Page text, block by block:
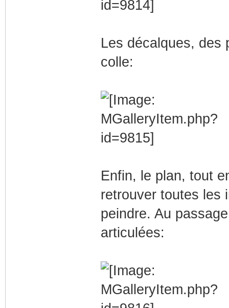
Les décalques, des
colle:
Enfin, le plan, tout
retrouver toutes les
peindre. Au
articulées: